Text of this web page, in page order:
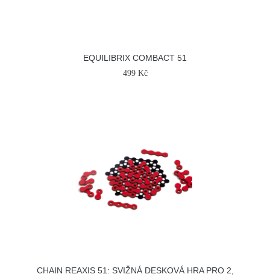
EQUILIBRIX COMBACT 51
499 Kč
CHAIN REAXIS 51: SVIŽNÁ DESKOVÁ HRA PRO 2,